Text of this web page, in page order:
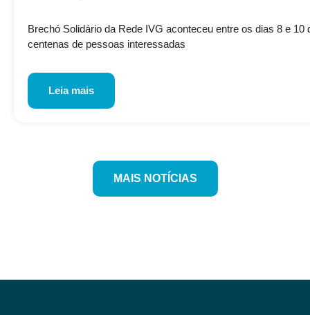
Brechó Solidário da Rede IVG aconteceu entre os dias 8 e 10
centenas de pessoas interessadas
Leia mais
MAIS NOTÍCIAS